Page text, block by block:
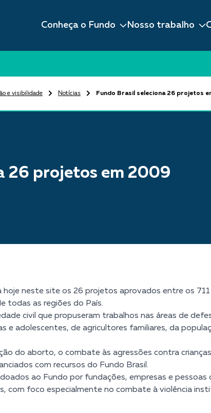
Conheça o Fundo Nosso trabalho
e visibilidade Notícias Fundo Brasil seleciona 26 projetos
26 projetos em 2009
hoje neste site os 26 projetos aprovados entre os
todas as regiões do País.
civil que propuseram trabalhos nas áreas de
e adolescentes, de agricultores familiares, da
do aborto, o combate às agressões contra
com recursos do Fundo Brasil.
ao Fundo por fundações, empresas e
com foco especialmente no combate à violência